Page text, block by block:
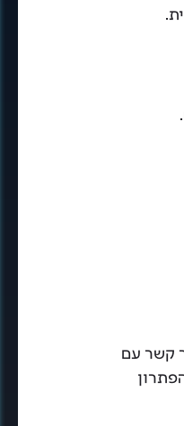
קשר עם